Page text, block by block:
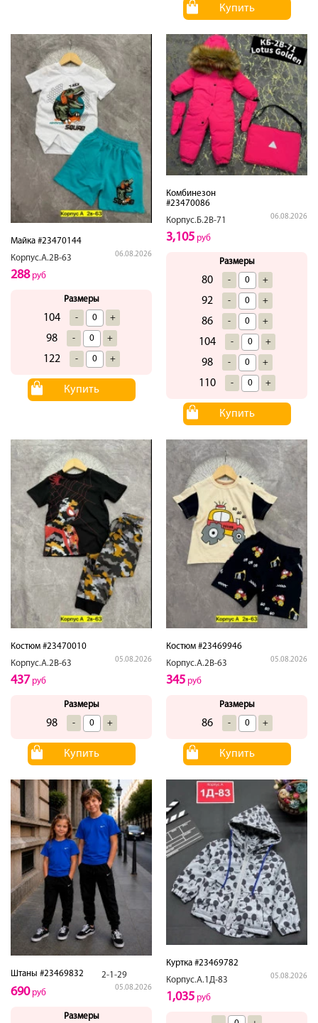
Купить
Майка #23470144
Корпус.А.2В-63
06.08.2026
288руб
Размеры
104 - +
98 - +
122 - +
Купить
Комбинезон
#23470086
Корпус.Б.2В-71
06.08.2026
3,105 руб
Размеры
80 - +
92 - +
86 - +
104 - +
98 - +
110 - +
Купить
Костюм #23470010
Корпус.А.2В-63
05.08.2026
437 руб
Размеры
98 - +
Купить
Костюм #23469946
Корпус.А.2В-63
05.08.2026
345 руб
Размеры
86 - +
Купить
Штаны #23469832 2-1-29
05.08.2026
690руб
Размеры
Куртка #23469782
Корпус.А.1Д-83
05.08.2026
1,035 руб